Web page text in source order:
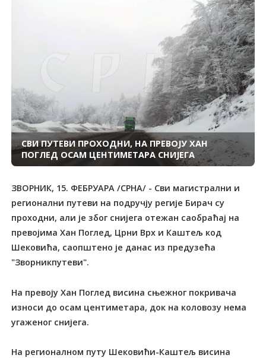
СВИ ПУТЕВИ ПРОХОДНИ, НА ПРЕВОЈУ ХАН
ПОГЛЕД ОСАМ ЦЕНТИМЕТАРА СНИЈЕГА
ЗВОРНИК, 15. ФЕБРУАРА /СРНА/ - Сви магистрални и
регионални путеви на подручју регије Бирач су
проходни, али је због снијега отежан саобраћај на
превојима Хан Поглед, Црни Врх и Каштељ код
Шековића, саопштено је данас из предузећа
"Зворникпутеви".
На превоју Хан Поглед висина сњежног покривача
износи до осам центиметара, док на коловозу нема
угаженог снијега.
На регионалном путу Шековићи-Каштељ висина